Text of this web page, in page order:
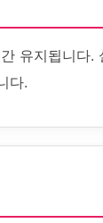
유지됩니다.
다.